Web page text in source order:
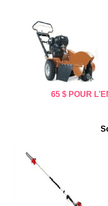
65 $ POUR